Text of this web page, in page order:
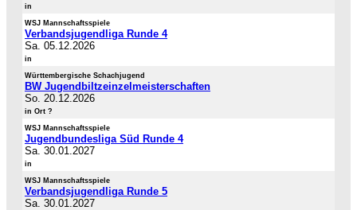
in
WSJ Mannschaftsspiele
Verbandsjugendliga Runde 4
Sa. 05.12.2026
in
Württembergische Schachjugend
BW Jugendbiltzeinzelmeisterschaften
So. 20.12.2026
in Ort ?
WSJ Mannschaftsspiele
Jugendbundesliga Süd Runde 4
Sa. 30.01.2027
in
WSJ Mannschaftsspiele
Verbandsjugendliga Runde 5
Sa. 30.01.2027